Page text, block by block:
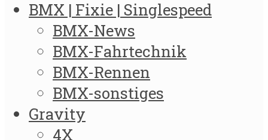
BMX | Fixie | Singlespeed
BMX-News
BMX-Fahrtechnik
BMX-Rennen
BMX-sonstiges
Gravity
4X